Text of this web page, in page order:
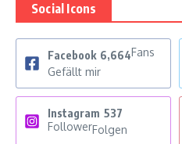
Social Icons
Facebook 6,664Fans
Gefällt mir
Instagram 537
FollowerFolgen